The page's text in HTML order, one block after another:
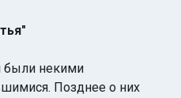
были некими
Позднее о них